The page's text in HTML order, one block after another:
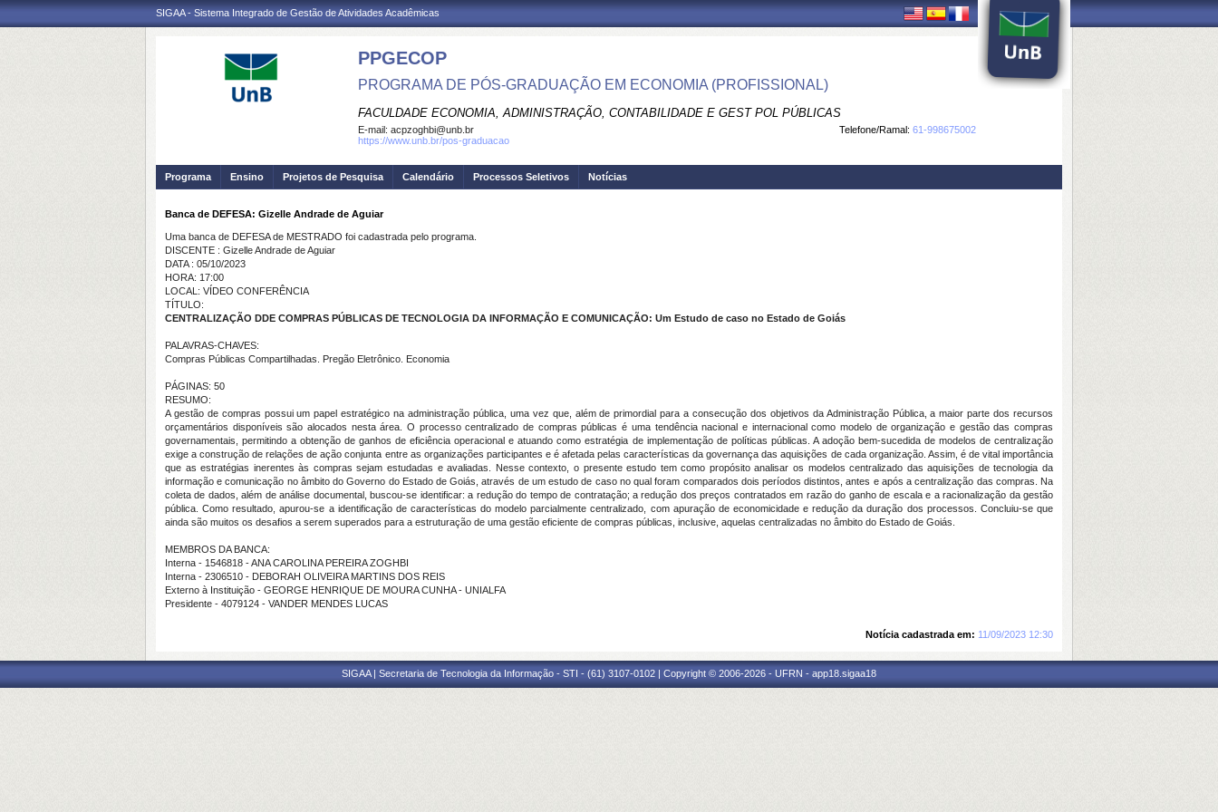
SIGAA - Sistema Integrado de Gestão de Atividades Acadêmicas
PPGECOP
PROGRAMA DE PÓS-GRADUAÇÃO EM ECONOMIA (PROFISSIONAL)
FACULDADE ECONOMIA, ADMINISTRAÇÃO, CONTABILIDADE E GEST POL PÚBLICAS
Telefone/Ramal: 61-998675002
E-mail: acpzoghbi@unb.br
https://www.unb.br/pos-graduacao
Programa Ensino Projetos de Pesquisa Calendário Processos Seletivos Notícias
Banca de DEFESA: Gizelle Andrade de Aguiar
Uma banca de DEFESA de MESTRADO foi cadastrada pelo programa.
DISCENTE : Gizelle Andrade de Aguiar
DATA : 05/10/2023
HORA: 17:00
LOCAL: VÍDEO CONFERÊNCIA
TÍTULO:
CENTRALIZAÇÃO DDE COMPRAS PÚBLICAS DE TECNOLOGIA DA INFORMAÇÃO E COMUNICAÇÃO: Um Estudo de caso no Estado de Goiás
PALAVRAS-CHAVES:
Compras Públicas Compartilhadas. Pregão Eletrônico. Economia
PÁGINAS: 50
RESUMO:
A gestão de compras possui um papel estratégico na administração pública, uma vez que, além de primordial para a consecução dos objetivos da Administração Pública, a maior parte dos recursos
orçamentários disponíveis são alocados nesta área. O processo centralizado de compras públicas é uma tendência nacional e internacional como modelo de organização e gestão das compras
governamentais, permitindo a obtenção de ganhos de eficiência operacional e atuando como estratégia de implementação de políticas públicas. A adoção bem-sucedida de modelos de centralização
exige a construção de relações de ação conjunta entre as organizações participantes e é afetada pelas características da governança das aquisições de cada organização. Assim, é de vital importância
que as estratégias inerentes às compras sejam estudadas e avaliadas. Nesse contexto, o presente estudo tem como propósito analisar os modelos centralizado das aquisições de tecnologia da
informação e comunicação no âmbito do Governo do Estado de Goiás, através de um estudo de caso no qual foram comparados dois períodos distintos, antes e após a centralização das compras. Na
coleta de dados, além de análise documental, buscou-se identificar: a redução do tempo de contratação; a redução dos preços contratados em razão do ganho de escala e a racionalização da gestão
pública. Como resultado, apurou-se a identificação de características do modelo parcialmente centralizado, com apuração de economicidade e redução da duração dos processos. Concluiu-se que
ainda são muitos os desafios a serem superados para a estruturação de uma gestão eficiente de compras públicas, inclusive, aquelas centralizadas no âmbito do Estado de Goiás.
MEMBROS DA BANCA:
Interna - 1546818 - ANA CAROLINA PEREIRA ZOGHBI
Interna - 2306510 - DEBORAH OLIVEIRA MARTINS DOS REIS
Externo à Instituição - GEORGE HENRIQUE DE MOURA CUNHA - UNIALFA
Presidente - 4079124 - VANDER MENDES LUCAS
Notícia cadastrada em: 11/09/2023 12:30
SIGAA | Secretaria de Tecnologia da Informação - STI - (61) 3107-0102 | Copyright © 2006-2026 - UFRN - app18.sigaa18